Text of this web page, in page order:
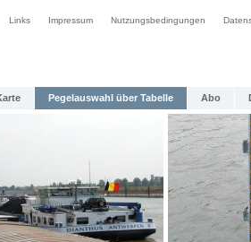
Links Impressum Nutzungsbedingungen
Pegelauswahl über Tabelle Abo